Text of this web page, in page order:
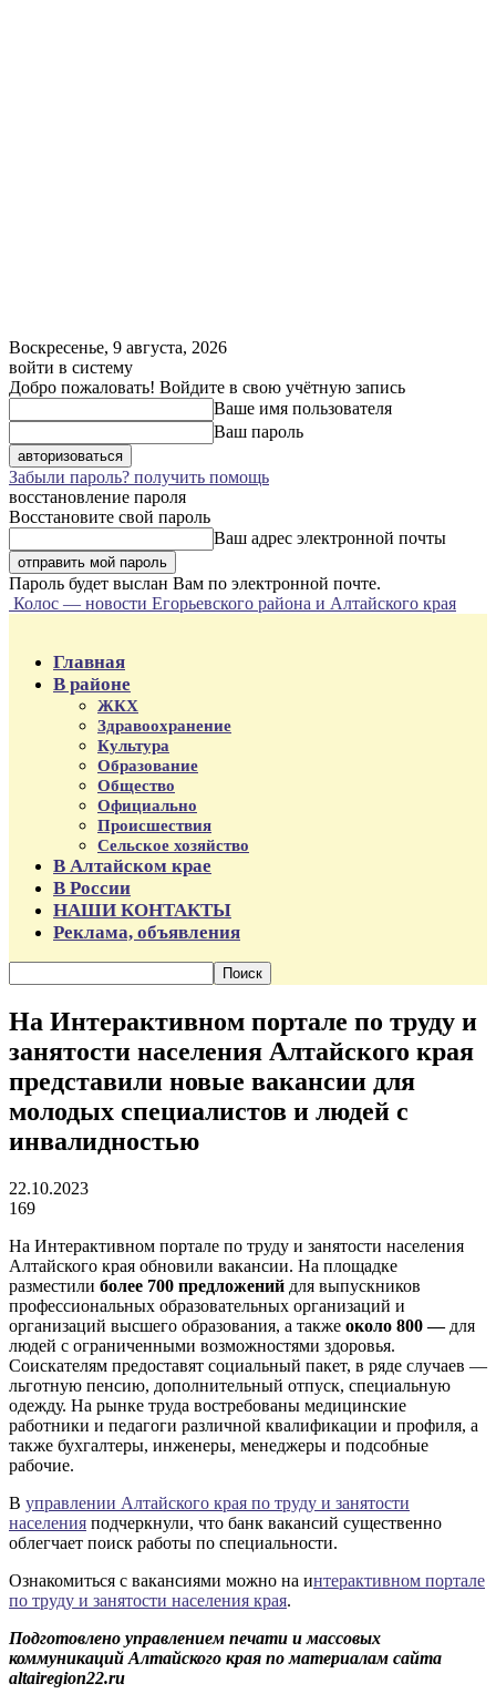
Воскресенье, 9 августа, 2026
войти в систему
Добро пожаловать! Войдите в свою учётную запись
Ваше имя пользователя
Ваш пароль
Забыли пароль? получить помощь
восстановление пароля
Восстановите свой пароль
Ваш адрес электронной почты
Пароль будет выслан Вам по электронной почте.
Колос — новости Егорьевского района и Алтайского края
Главная
В районе
ЖКХ
Здравоохранение
Культура
Образование
Общество
Официально
Происшествия
Сельское хозяйство
В Алтайском крае
В России
НАШИ КОНТАКТЫ
Реклама, объявления
На Интерактивном портале по труду и
занятости населения Алтайского края
представили новые вакансии для
молодых специалистов и людей с
инвалидностью
22.10.2023
169
На Интерактивном портале по труду и занятости населения
Алтайского края обновили вакансии. На площадке
разместили более 700 предложений для выпускников
профессиональных образовательных организаций и
организаций высшего образования, а также около 800 — для
людей с ограниченными возможностями здоровья.
Соискателям предоставят социальный пакет, в ряде случаев —
льготную пенсию, дополнительный отпуск, специальную
одежду. На рынке труда востребованы медицинские
работники и педагоги различной квалификации и профиля, а
также бухгалтеры, инженеры, менеджеры и подсобные
рабочие.
В управлении Алтайского края по труду и занятости
населения подчеркнули, что банк вакансий существенно
облегчает поиск работы по специальности.
Ознакомиться с вакансиями можно на интерактивном портале
по труду и занятости населения края.
Подготовлено управлением печати и массовых
коммуникаций Алтайского края по материалам сайта
altairegion22.ru